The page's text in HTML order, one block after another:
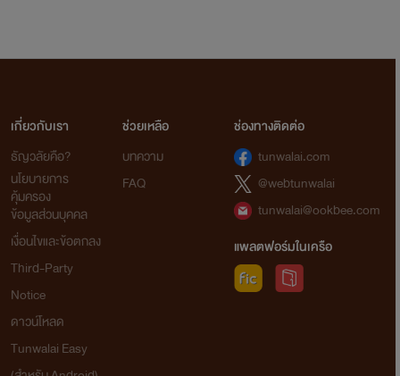
เกี่ยวกับเรา
ธัญวลัยคือ?
นโยบายการ
คุ้มครอง
ข้อมูลส่วนบุคคล
เงื่อนไขและข้อตกลง
Third-Party
Notice
ดาวน์โหลด
Tunwalai Easy
ช่วยเหลือ
บทความ
FAQ
ช่องทางติดต่อ
tunwalai.com
@webtunwalai
tunwalai@ookbee.com
แพลตฟอร์มในเครือ